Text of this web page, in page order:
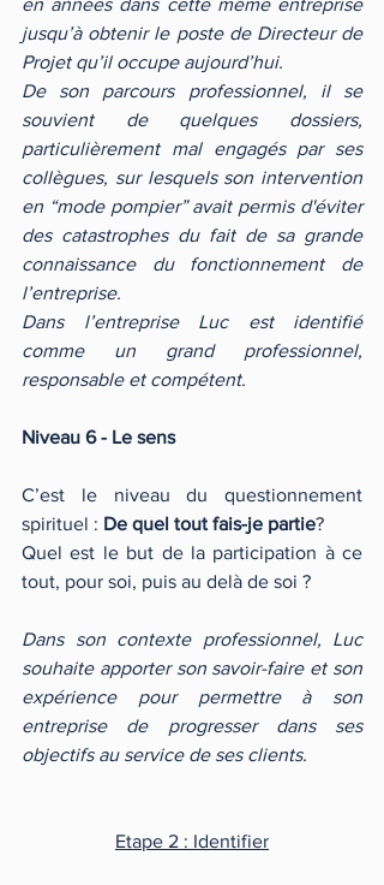
en années dans cette même entreprise
jusqu’à obtenir le poste de Directeur de
Projet qu’il occupe aujourd’hui.
De son parcours professionnel, il se
souvient de quelques dossiers,
particulièrement mal engagés par ses
collègues, sur lesquels son intervention
en “mode pompier” avait permis d'éviter
des catastrophes du fait de sa grande
connaissance du fonctionnement de
l’entreprise.
Dans l’entreprise Luc est identifié
comme un grand professionnel,
responsable et compétent.
Niveau 6 - Le sens
C’est le niveau du questionnement
spirituel : De quel tout fais-je partie?
Quel est le but de la participation à ce
tout, pour soi, puis au delà de soi ?
Dans son contexte professionnel, Luc
souhaite apporter son savoir-faire et son
expérience pour permettre à son
entreprise de progresser dans ses
objectifs au service de ses clients.
Etape 2 : Identifier